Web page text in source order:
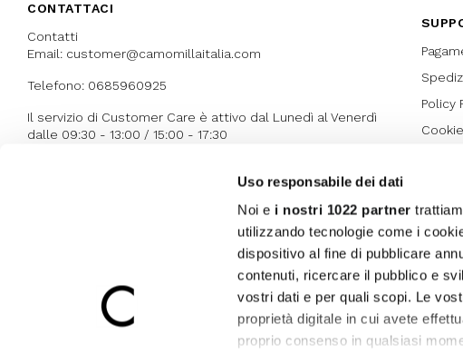
Uso responsabile dei dati
Noi e i nostri 1022 partner
utilizzando tecnologie come i
dispositivo al fine di pubblicare
contenuti, ricercare il pubblico e
vostri dati e per quali scopi. Le
proprietà digitale in cui avete
proprio consenso in qualsiasi
CONTATTACI
Contatti
Email: customer@camomillaitalia.com
Telefono: 0685960925
Il servizio di Customer Care è attivo dal Lunedì al Venerdì
dalle 09:30 - 13:00 / 15:00 - 17:30
Policy
Lover
Garden
Privacy